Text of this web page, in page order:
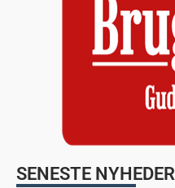
SENESTE NYHEDER